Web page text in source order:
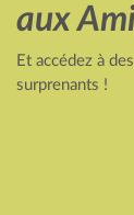
aux
Et accédez à
surprenants !